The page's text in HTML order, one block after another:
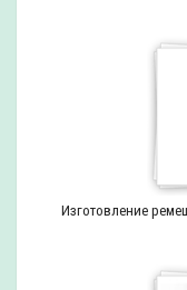
Изготовление